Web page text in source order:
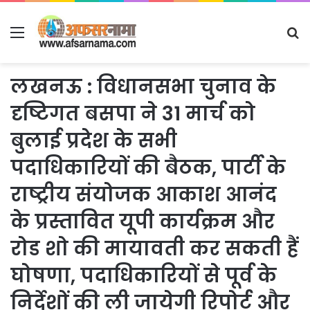
Menu
लखनऊ : विधानसभा चुनाव के
दृष्टिगत बसपा ने 31 मार्च को
बुलाई प्रदेश के सभी
पदाधिकारियों की बैठक, पार्टी के
राष्ट्रीय संयोजक आकाश आनंद
के प्रस्तावित यूपी कार्यक्रम और
रोड शो की मायावती कर सकती हैं
घोषणा, पदाधिकारियों से पूर्व के
निर्देशों की ली जायेगी रिपोर्ट और